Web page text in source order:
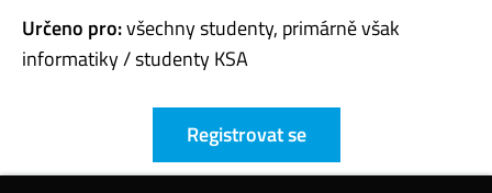
Určeno pro:všechny studenty, primárně však
informatiky / studenty KSA
Registrovat se